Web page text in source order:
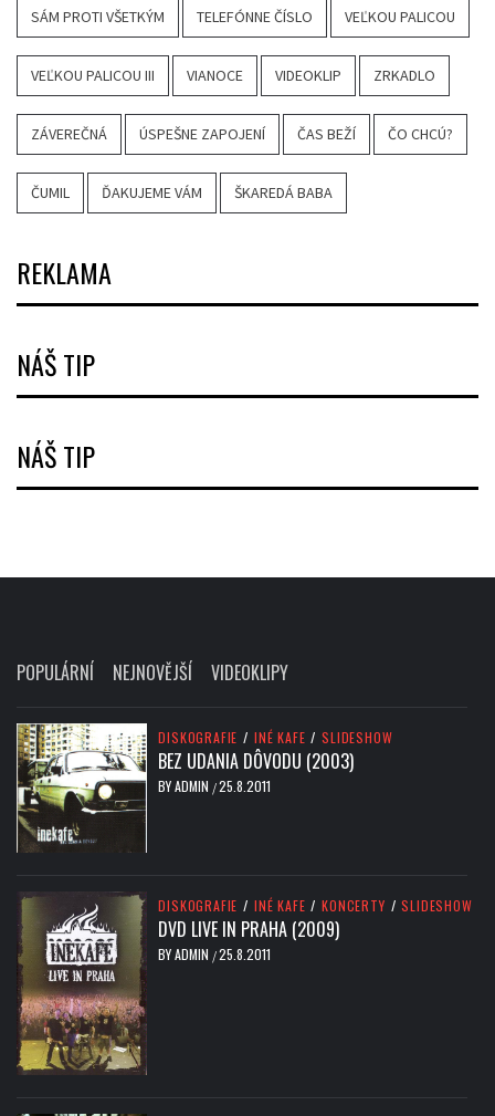
SÁM PROTI VŠETKÝM TELEFÓNNE ČÍSLO VEĽKOU PALICOU
VEĽKOU PALICOU III VIANOCE VIDEOKLIP ZRKADLO
ZÁVEREČNÁ ÚSPEŠNE ZAPOJENÍ ČAS BEŽÍ ČO CHCÚ?
ČUMIL ĎAKUJEME VÁM ŠKAREDÁ BABA
REKLAMA
NÁŠ TIP
NÁŠ TIP
POPULÁRNÍ NEJNOVĚJŠÍ VIDEOKLIPY
DISKOGRAFIE / INÉ KAFE / SLIDESHOW
BEZ UDANIA DÔVODU (2003)
BYADMIN /25.8.2011
DISKOGRAFIE / INÉ KAFE / KONCERTY / SLIDESHOW
DVD LIVE IN PRAHA (2009)
BYADMIN /25.8.2011